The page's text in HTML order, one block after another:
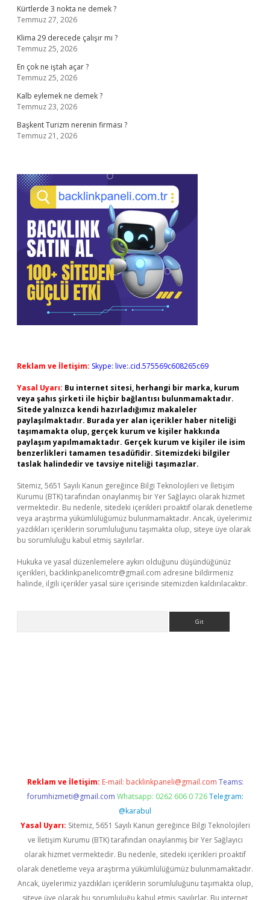
Kürtlerde 3 nokta ne demek ?
Temmuz 27, 2026
Klima 29 derecede çalışır mı ?
Temmuz 25, 2026
En çok ne iştah açar ?
Temmuz 25, 2026
Kalb eylemek ne demek ?
Temmuz 23, 2026
Başkent Turizm nerenin firması ?
Temmuz 21, 2026
Reklam ve İletişim: Skype: live:.cid.575569c608265c69
Yasal Uyarı: Bu internet sitesi, herhangi bir marka, kurum
veya şahıs şirketi ile hiçbir bağlantısı bulunmamaktadır.
Sitede yalnızca kendi hazırladığımız makaleler
paylaşılmaktadır. Burada yer alan içerikler haber niteliği
taşımamakta olup, gerçek kurum ve kişiler hakkında
paylaşım yapılmamaktadır. Gerçek kurum ve kişiler ile isim
benzerlikleri tamamen tesadüfidir. Sitemizdeki bilgiler
taslak halindedir ve tavsiye niteliği taşımazlar.
Sitemiz, 5651 Sayılı Kanun gereğince Bilgi Teknolojileri ve İletişim
Kurumu (BTK) tarafından onaylanmış bir Yer Sağlayıcı olarak hizmet
vermektedir. Bu nedenle, sitedeki içerikleri proaktif olarak denetleme
veya araştırma yükümlülüğümüz bulunmamaktadır. Ancak, üyelerimiz
yazdıkları içeriklerin sorumluluğunu taşımakta olup, siteye üye olarak
bu sorumluluğu kabul etmiş sayılırlar.
Hukuka ve yasal düzenlemelere aykırı olduğunu düşündüğünüz
içerikleri, backlinkpanelicomtr@gmail.com adresine bildirmeniz
halinde, ilgili içerikler yasal süre içerisinde sitemizden kaldırılacaktır.
Reklam ve İletişim: E-mail: backlinkpaneli@gmail.com Teams:
forumhizmeti@gmail.com Whatsapp: 0262 606 0 726 Telegram:
@karabul
Yasal Uyarı: Sitemiz, 5651 Sayılı Kanun gereğince Bilgi Teknolojileri
ve İletişim Kurumu (BTK) tarafından onaylanmış bir Yer Sağlayıcı
olarak hizmet vermektedir. Bu nedenle, sitedeki içerikleri proaktif
olarak denetleme veya araştırma yükümlülüğümüz bulunmamaktadır.
Ancak, üyelerimiz yazdıkları içeriklerin sorumluluğunu taşımakta olup,
siteye üye olarak bu sorumluluğu kabul etmiş sayılırlar. Bu internet